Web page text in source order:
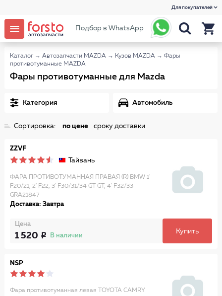
Для покупателей
Подбор в WhatsApp
Каталог → Автозапчасти MAZDA → Кузов MAZDA → Фары
противотуманные MAZDA
Фары противотуманные для Mazda
Категория Автомобиль
Сортировка: по цене сроку доставки
ZZVF
Тайвань
ФАРА ПРОТИВОТУМАННАЯ ПРАВАЯ (R) BMW 1'
F20/21, 2' F22, 3' F30/31/34 GT GT, 4' F32/33
GRA21847
Доставка: Завтра
Цена
1 520 В наличии
Купить
NSP
Фара противотуманная левая TOYOTA CAMRY